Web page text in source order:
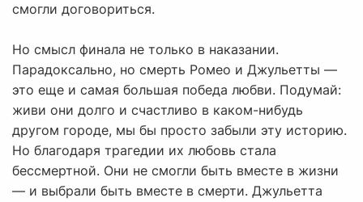
смогли договориться.
Но смысл финала не только в наказании.
Парадоксально, но смерть Ромео и Джульетты —
это еще и самая большая победа любви. Подумай:
живи они долго и счастливо в каком-нибудь
другом городе, мы бы просто забыли эту историю.
Но благодаря трагедии их любовь стала
бессмертной. Они не смогли быть вместе в жизни
— и выбрали быть вместе в смерти. Джульетта